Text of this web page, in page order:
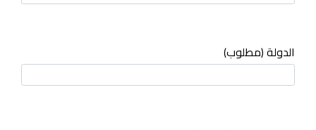
الدولة (مطلوب)